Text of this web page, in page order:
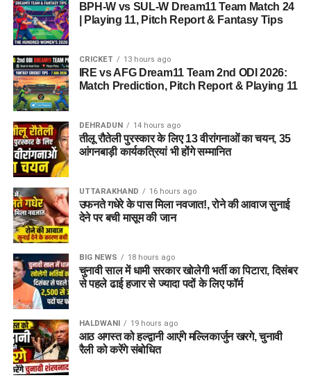
Dehradun Rojgar Mela 2026 :
आवेदन और पंजीकरण प्रक्रिया (How
to Register)
भाग लेने के लिए अभ्यर्थियों का पंजीकरण04 अगस्त, 2026से शुरू हो
चुका है। इच्छुक अभ्यर्थी साक्षात्कार में शामिल होने से पहले किसी भी कार्य
दिवस में कार्यालय पहुंचकर अपना पंजीकरण करा सकते हैं।
आवश्यक दस्तावेज (Documents
Required):
बायोडाटा / रिज़्यूमे (Resume)(2-3 प्रतियां)
मूल शैक्षिक प्रमाण पत्रएवं उनकी छायाप्रतियां
(Photocopies)
सेवायोजन कार्यालय का पंजीयन कार्ड
पासपोर्ट साइज फोटो
वैध पहचान पत्र
BPH-W vs SUL-W Dream11 Team Match 24
| Playing 11, Pitch Report & Fantasy Tips
CRICKET 13 hours ago
IRE vs AFG Dream11 Team 2nd ODI 2026:
Match Prediction, Pitch Report & Playing 11
DEHRADUN 14 hours ago
तीलू रौतेली पुरस्कार के लिए 13 वीरांगनाओं का चयन, 35
आंगनबाड़ी कार्यकत्रियां भी होंगे सम्मानित
UTTARAKHAND 16 hours ago
उफनते गधेरे के पास मिला नवजात!, रोने की आवाज सुनाई
देने पर बची मासूम की जान
BIG NEWS 18 hours ago
चुनावी साल में धामी सरकार खोलेगी भर्ती का पिटारा, दिसंबर
से पहले ढाई हजार से ज्यादा पदों के लिए फॉर्म
HALDWANI 19 hours ago
आठ अगस्त को हल्द्वानी आएंगे मल्लिकार्जुन खरगे, चुनावी
रैली को करेंगे संबोधित